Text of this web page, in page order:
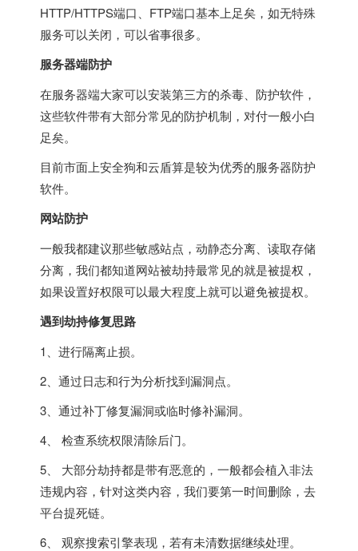
HTTP/HTTPS端口、FTP端口基本上足矣，如无特殊
服务可以关闭，可以省事很多。
服务器端防护
在服务器端大家可以安装第三方的杀毒、防护软件，
这些软件带有大部分常见的防护机制，对付一般小白
足矣。
目前市面上安全狗和云盾算是较为优秀的服务器防护
软件。
网站防护
一般我都建议那些敏感站点，动静态分离、读取存储
分离，我们都知道网站被劫持最常见的就是被提权，
如果设置好权限可以最大程度上就可以避免被提权。
遇到劫持修复思路
1、进行隔离止损。
2、通过日志和行为分析找到漏洞点。
3、通过补丁修复漏洞或临时修补漏洞。
4、 检查系统权限清除后门。
5、 大部分劫持都是带有恶意的，一般都会植入非法
违规内容，针对这类内容，我们要第一时间删除，去
平台提死链。
6、 观察搜索引擎表现，若有未清数据继续处理。